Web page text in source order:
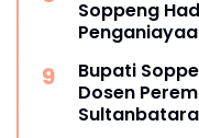
Soppeng
Bupati
Dosen
Sultanbatara